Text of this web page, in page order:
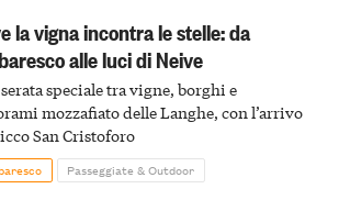
la vigna incontra le stelle: da
alle luci di Neive
speciale tra vigne, borghi e
mozzafiato delle Langhe, con l’arrivo
San Cristoforo
Passeggiate & Outdoor